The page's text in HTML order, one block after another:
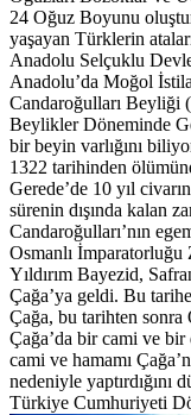
24 Oğuz Boyunu
yaşayan Türklerin
Anadolu Selçuklu
Anadolu’da Moğol
Candaroğulları Beyliği
Beylikler Döneminde
bir beyin varlığını
1322 tarihinden
Gerede’de 10 yıl
sürenin dışında kalan
Candaroğulları’nın
Osmanlı İmparatorluğu
Yıldırım Bayezid,
Çağa’ya geldi. Bu
Çağa, bu tarihten sonra
Çağa’da bir cami ve bir
cami ve hamamı
nedeniyle yaptırdığını
Türkiye Cumhuriyeti